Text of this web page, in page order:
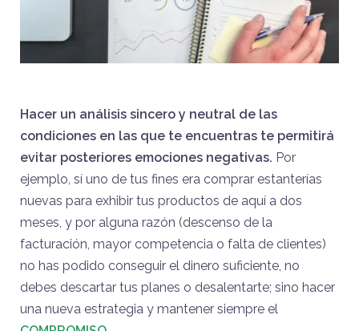
Hacer un análisis sincero y neutral de las
condiciones en las que te encuentras te permitirá
evitar posteriores emociones negativas. Por
ejemplo, sí uno de tus fines era comprar estanterías
nuevas para exhibir tus productos de aquí a dos
meses, y por alguna razón (descenso de la
facturación, mayor competencia o falta de clientes)
no has podido conseguir el dinero suficiente, no
debes descartar tus planes o desalentarte; sino hacer
una nueva estrategia y mantener siempre el